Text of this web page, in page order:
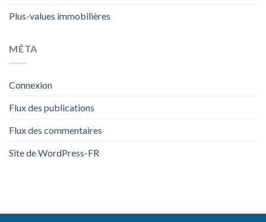
Plus-values immobilières
MÉTA
Connexion
Flux des publications
Flux des commentaires
Site de WordPress-FR